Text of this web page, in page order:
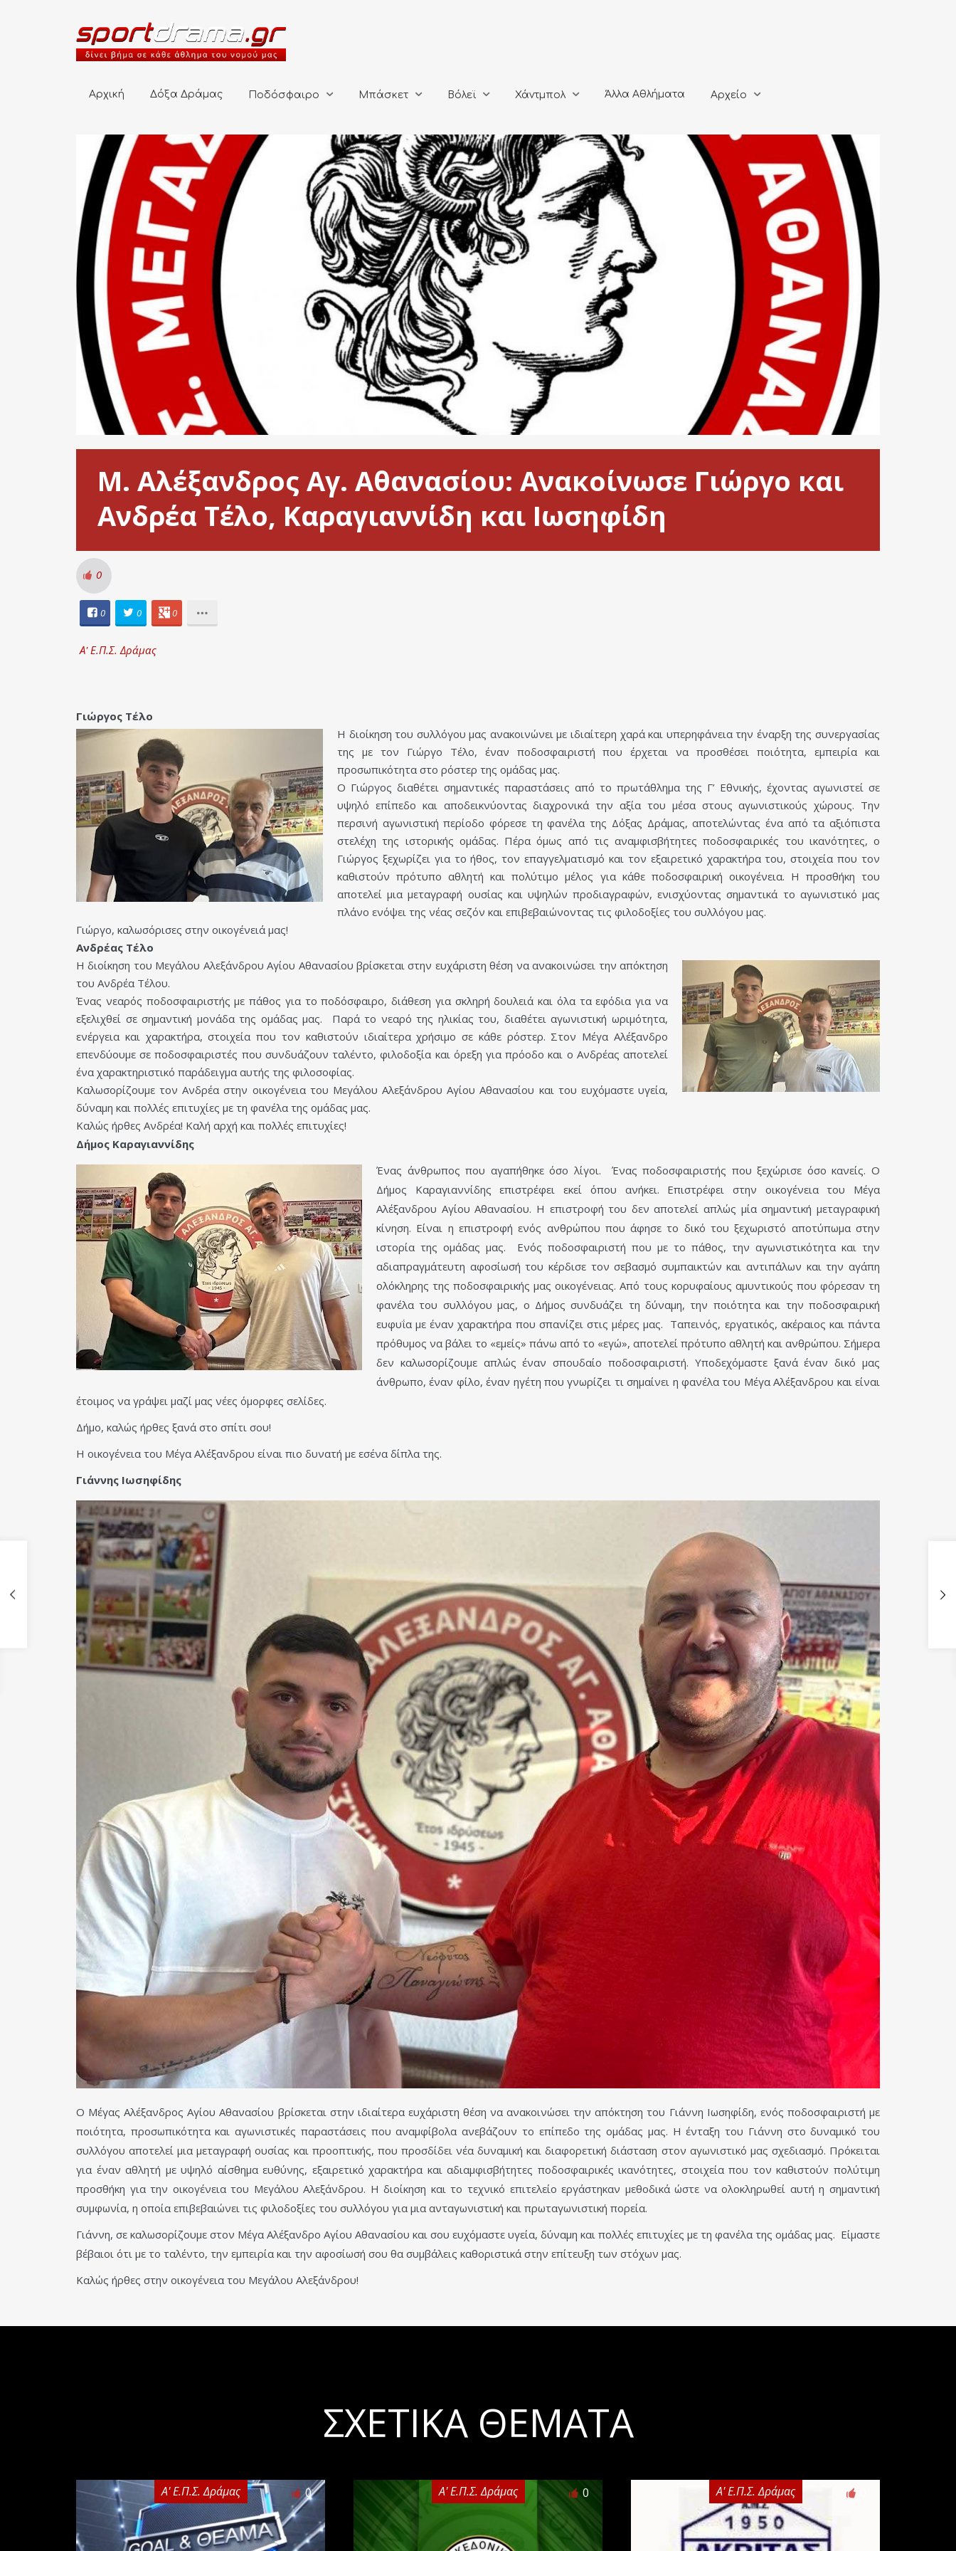
Αρχική Δόξα Δράμας Ποδόσφαιρο Μπάσκετ Βόλεϊ Χάντμπολ Άλλα Αθλήματα Αρχείο
Μ. Αλέξανδρος Αγ. Αθανασίου: Ανακοίνωσε Γιώργο και
Ανδρέα Τέλο, Καραγιαννίδη και Ιωσηφίδη
0
0 0 0
Α' Ε.Π.Σ. Δράμας
Γιώργος Τέλο
Η διοίκηση του συλλόγου μας ανακοινώνει με ιδιαίτερη χαρά και υπερηφάνεια την έναρξη της συνεργασίας
της με τον Γιώργο Τέλο, έναν ποδοσφαιριστή που έρχεται να προσθέσει ποιότητα, εμπειρία και
προσωπικότητα στο ρόστερ της ομάδας μας.
Ο Γιώργος διαθέτει σημαντικές παραστάσεις από το πρωτάθλημα της Γ’ Εθνικής, έχοντας αγωνιστεί σε
υψηλό επίπεδο και αποδεικνύοντας διαχρονικά την αξία του μέσα στους αγωνιστικούς χώρους. Την
περσινή αγωνιστική περίοδο φόρεσε τη φανέλα της Δόξας Δράμας, αποτελώντας ένα από τα αξιόπιστα
στελέχη της ιστορικής ομάδας. Πέρα όμως από τις αναμφισβήτητες ποδοσφαιρικές του ικανότητες, ο
Γιώργος ξεχωρίζει για το ήθος, τον επαγγελματισμό και τον εξαιρετικό χαρακτήρα του, στοιχεία που τον
καθιστούν πρότυπο αθλητή και πολύτιμο μέλος για κάθε ποδοσφαιρική οικογένεια. Η προσθήκη του
αποτελεί μια μεταγραφή ουσίας και υψηλών προδιαγραφών, ενισχύοντας σημαντικά το αγωνιστικό μας
πλάνο ενόψει της νέας σεζόν και επιβεβαιώνοντας τις φιλοδοξίες του συλλόγου μας.
Γιώργο, καλωσόρισες στην οικογένειά μας!
Ανδρέας Τέλο
Η διοίκηση του Μεγάλου Αλεξάνδρου Αγίου Αθανασίου βρίσκεται στην ευχάριστη θέση να ανακοινώσει την απόκτηση
του Ανδρέα Τέλου.
Ένας νεαρός ποδοσφαιριστής με πάθος για το ποδόσφαιρο, διάθεση για σκληρή δουλειά και όλα τα εφόδια για να
εξελιχθεί σε σημαντική μονάδα της ομάδας μας. Παρά το νεαρό της ηλικίας του, διαθέτει αγωνιστική ωριμότητα,
ενέργεια και χαρακτήρα, στοιχεία που τον καθιστούν ιδιαίτερα χρήσιμο σε κάθε ρόστερ. Στον Μέγα Αλέξανδρο
επενδύουμε σε ποδοσφαιριστές που συνδυάζουν ταλέντο, φιλοδοξία και όρεξη για πρόοδο και ο Ανδρέας αποτελεί
ένα χαρακτηριστικό παράδειγμα αυτής της φιλοσοφίας.
Καλωσορίζουμε τον Ανδρέα στην οικογένεια του Μεγάλου Αλεξάνδρου Αγίου Αθανασίου και του ευχόμαστε υγεία,
δύναμη και πολλές επιτυχίες με τη φανέλα της ομάδας μας.
Καλώς ήρθες Ανδρέα! Καλή αρχή και πολλές επιτυχίες!
Δήμος Καραγιαννίδης
Ένας άνθρωπος που αγαπήθηκε όσο λίγοι. Ένας ποδοσφαιριστής που ξεχώρισε όσο κανείς. Ο
Δήμος Καραγιαννίδης επιστρέφει εκεί όπου ανήκει. Επιστρέφει στην οικογένεια του Μέγα
Αλέξανδρου Αγίου Αθανασίου. Η επιστροφή του δεν αποτελεί απλώς μία σημαντική μεταγραφική
κίνηση. Είναι η επιστροφή ενός ανθρώπου που άφησε το δικό του ξεχωριστό αποτύπωμα στην
ιστορία της ομάδας μας. Ενός ποδοσφαιριστή που με το πάθος, την αγωνιστικότητα και την
αδιαπραγμάτευτη αφοσίωσή του κέρδισε τον σεβασμό συμπαικτών και αντιπάλων και την αγάπη
ολόκληρης της ποδοσφαιρικής μας οικογένειας. Από τους κορυφαίους αμυντικούς που φόρεσαν τη
φανέλα του συλλόγου μας, ο Δήμος συνδυάζει τη δύναμη, την ποιότητα και την ποδοσφαιρική
ευφυΐα με έναν χαρακτήρα που σπανίζει στις μέρες μας. Ταπεινός, εργατικός, ακέραιος και πάντα
πρόθυμος να βάλει το «εμείς» πάνω από το «εγώ», αποτελεί πρότυπο αθλητή και ανθρώπου. Σήμερα
δεν καλωσορίζουμε απλώς έναν σπουδαίο ποδοσφαιριστή. Υποδεχόμαστε ξανά έναν δικό μας
άνθρωπο, έναν φίλο, έναν ηγέτη που γνωρίζει τι σημαίνει η φανέλα του Μέγα Αλέξανδρου και είναι
έτοιμος να γράψει μαζί μας νέες όμορφες σελίδες.
Δήμο, καλώς ήρθες ξανά στο σπίτι σου!
Η οικογένεια του Μέγα Αλέξανδρου είναι πιο δυνατή με εσένα δίπλα της.
Γιάννης Ιωσηφίδης
Ο Μέγας Αλέξανδρος Αγίου Αθανασίου βρίσκεται στην ιδιαίτερα ευχάριστη θέση να ανακοινώσει την απόκτηση του Γιάννη Ιωσηφίδη, ενός ποδοσφαιριστή με
ποιότητα, προσωπικότητα και αγωνιστικές παραστάσεις που αναμφίβολα ανεβάζουν το επίπεδο της ομάδας μας. Η ένταξη του Γιάννη στο δυναμικό του
συλλόγου αποτελεί μια μεταγραφή ουσίας και προοπτικής, που προσδίδει νέα δυναμική και διαφορετική διάσταση στον αγωνιστικό μας σχεδιασμό. Πρόκειται
για έναν αθλητή με υψηλό αίσθημα ευθύνης, εξαιρετικό χαρακτήρα και αδιαμφισβήτητες ποδοσφαιρικές ικανότητες, στοιχεία που τον καθιστούν πολύτιμη
προσθήκη για την οικογένεια του Μεγάλου Αλεξάνδρου. Η διοίκηση και το τεχνικό επιτελείο εργάστηκαν μεθοδικά ώστε να ολοκληρωθεί αυτή η σημαντική
συμφωνία, η οποία επιβεβαιώνει τις φιλοδοξίες του συλλόγου για μια ανταγωνιστική και πρωταγωνιστική πορεία.
Γιάννη, σε καλωσορίζουμε στον Μέγα Αλέξανδρο Αγίου Αθανασίου και σου ευχόμαστε υγεία, δύναμη και πολλές επιτυχίες με τη φανέλα της ομάδας μας. Είμαστε
βέβαιοι ότι με το ταλέντο, την εμπειρία και την αφοσίωσή σου θα συμβάλεις καθοριστικά στην επίτευξη των στόχων μας.
Καλώς ήρθες στην οικογένεια του Μεγάλου Αλεξάνδρου!
ΣΧΕΤΙΚΆ ΘΈΜΑΤΑ
Α' Ε.Π.Σ. Δράμας 0 Α' Ε.Π.Σ. Δράμας 0 Α' Ε.Π.Σ. Δράμας